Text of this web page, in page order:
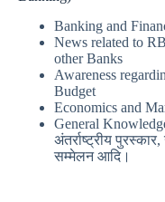
Banking and
News related to
other Banks
Awareness
Budget
Economics and
General
अंतर्राष्ट्रीय
सम्मेलन आदि।